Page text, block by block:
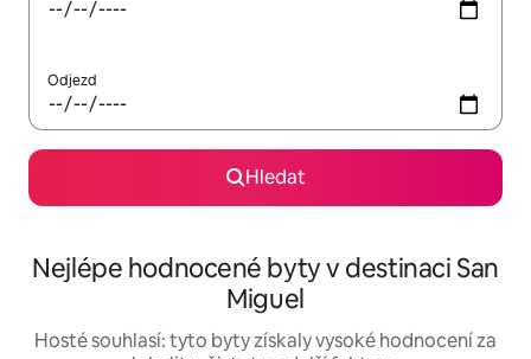
Odjezd
Hledat
Nejlépe hodnocené byty v destinaci San
Miguel
Hosté souhlasí: tyto byty získaly vysoké hodnocení za